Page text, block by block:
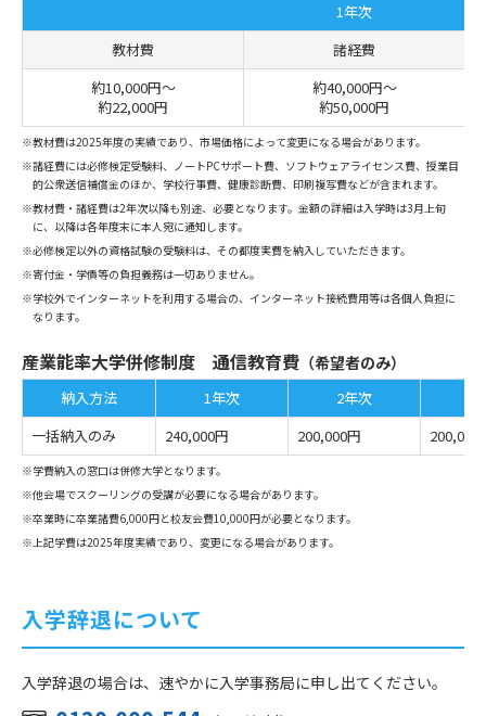
1年次
教材費
諸経費
約10,000円～
約22,000円
約40,000円～
約50,000円
※教材費は2025年度の実績であり、市場価格によって変更になる場合があります。
※諸経費には必修検定受験料、ノートPCサポート費、ソフトウェアライセンス費、授業目
的公衆送信補償金のほか、学校行事費、健康診断費、印刷複写費などが含まれます。
※教材費・諸経費は2年次以降も別途、必要となります。金額の詳細は入学時は3月上旬
に、以降は各年度末に本人宛に通知します。
※必修検定以外の資格試験の受験料は、その都度実費を納入していただきます。
※寄付金・学債等の負担義務は一切ありません。
※学校外でインターネットを利用する場合の、インターネット接続費用等は各個人負担に
なります。
産業能率大学併修制度 通信教育費 （希望者のみ）
納入方法 1年次 2年次
一括納入のみ
240,000円 200,000円 200,000
※学費納入の窓口は併修大学となります。
※他会場でスクーリングの受講が必要になる場合があります。
※卒業時に卒業諸費6,000円と校友会費10,000円が必要となります。
※上記学費は2025年度実績であり、変更になる場合があります。
入学辞退について
入学辞退の場合は、速やかに入学事務局に申し出てください。